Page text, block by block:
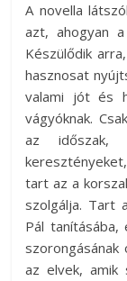
A novella
azt, ahogyan
Készülődik
hasznosat
valami jót és
vágyóknak.
az időszak,
tart az a
szolgálja. Tart
Pál
az elvek, amik